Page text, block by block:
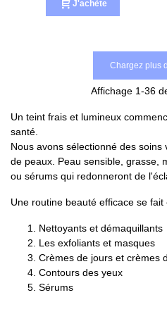
J'achète
Chargez plus
Affichage 1-36
Un teint frais et lumineux
santé.
Nous avons sélectionné des
de peaux. Peau sensible, grasse,
ou sérums qui redonneront de
Une routine beauté efficace se
Nettoyants et démaquillants
Les exfoliants et masques
Crèmes de jours et crèmes
Contours des yeux
Sérums